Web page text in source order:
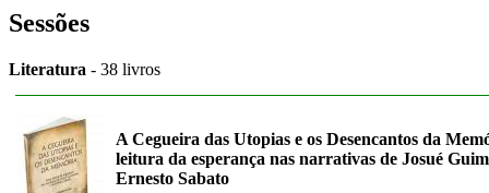
Sessões
Literatura - 38 livros
A Cegueira das Utopias e os Desencantos da
leitura da esperança nas narrativas de Josué
Ernesto Sabato